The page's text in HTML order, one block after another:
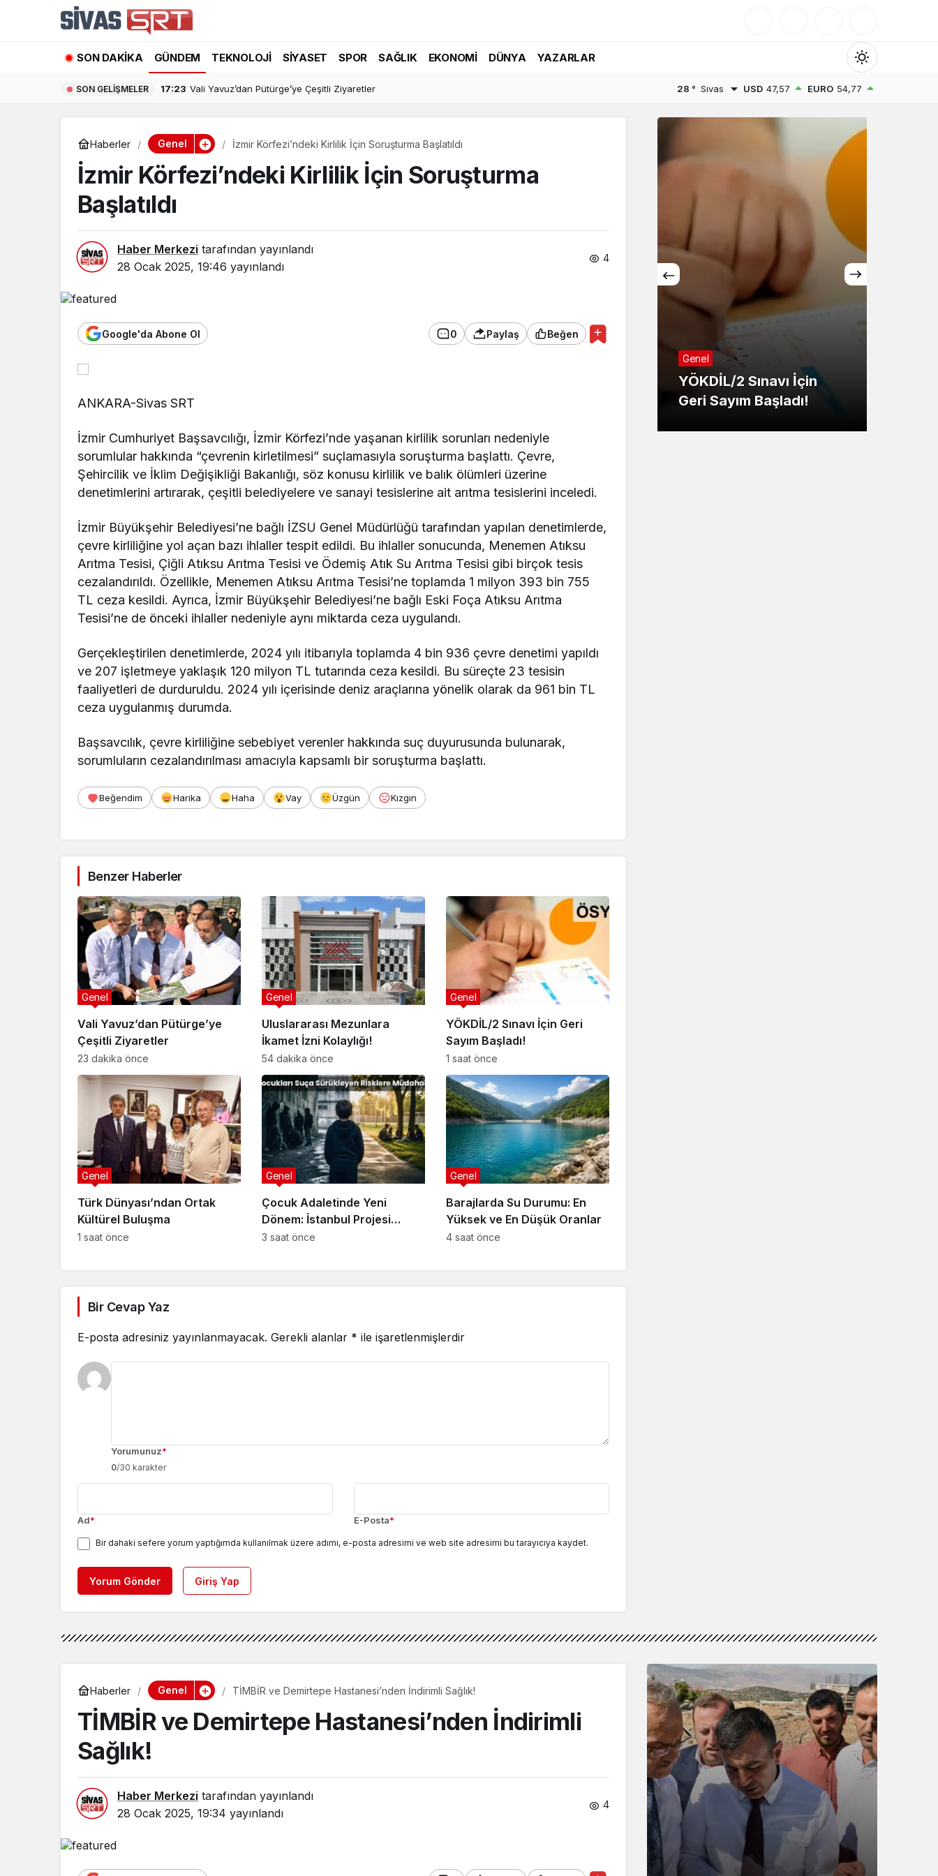
SON DAKIKA GÜNDEM TEKNOLOJI SIYASET SPOR SAĞLIK EKONOMI DÜNYA YAZARLAR
Mod
değiştir
Gündüz modunu seçin.
Sistem Modu
Sistem modunu seçin.
SON GELIŞMELER 16:52 Uluslararası Mezunlara İkamet İzni Kolaylığı! 28 ° Sivas USD 47,57 EURO 54,77
Haberler Genel İzmir Körfezi’ndeki Kirlilik İçin Soruşturma Başlatıldı
İzmir Körfezi’ndeki Kirlilik İçin Soruşturma
Başlatıldı
Haber Merkezi tarafından yayınlandı
28 Ocak 2025, 19:46 yayınlandı
4
Google'da Abone Ol 0 Paylaş Beğen
ANKARA-Sivas SRT
İzmir Cumhuriyet Başsavcılığı, İzmir Körfezi’nde yaşanan kirlilik sorunları nedeniyle
sorumlular hakkında “çevrenin kirletilmesi” suçlamasıyla soruşturma başlattı. Çevre,
Şehircilik ve İklim Değişikliği Bakanlığı, söz konusu kirlilik ve balık ölümleri üzerine
denetimlerini artırarak, çeşitli belediyelere ve sanayi tesislerine ait arıtma tesislerini inceledi.
İzmir Büyükşehir Belediyesi’ne bağlı İZSU Genel Müdürlüğü tarafından yapılan denetimlerde,
çevre kirliliğine yol açan bazı ihlaller tespit edildi. Bu ihlaller sonucunda, Menemen Atıksu
Arıtma Tesisi, Çiğli Atıksu Arıtma Tesisi ve Ödemiş Atık Su Arıtma Tesisi gibi birçok tesis
cezalandırıldı. Özellikle, Menemen Atıksu Arıtma Tesisi’ne toplamda 1 milyon 393 bin 755
TL ceza kesildi. Ayrıca, İzmir Büyükşehir Belediyesi’ne bağlı Eski Foça Atıksu Arıtma
Tesisi’ne de önceki ihlaller nedeniyle aynı miktarda ceza uygulandı.
Gerçekleştirilen denetimlerde, 2024 yılı itibarıyla toplamda 4 bin 936 çevre denetimi yapıldı
ve 207 işletmeye yaklaşık 120 milyon TL tutarında ceza kesildi. Bu süreçte 23 tesisin
faaliyetleri de durduruldu. 2024 yılı içerisinde deniz araçlarına yönelik olarak da 961 bin TL
ceza uygulanmış durumda.
Başsavcılık, çevre kirliliğine sebebiyet verenler hakkında suç duyurusunda bulunarak,
sorumluların cezalandırılması amacıyla kapsamlı bir soruşturma başlattı.
Beğendim Harika Haha Vay Üzgün Kızgın
Benzer Haberler
Vali Yavuz’dan Pütürge’ye
Çeşitli Ziyaretler
Genel
23 dakika önce
Uluslararası Mezunlara
İkamet İzni Kolaylığı!
Genel
54 dakika önce
YÖKDİL/2 Sınavı İçin Geri
Sayım Başladı!
Genel
1 saat önce
Türk Dünyası’ndan Ortak
Kültürel Buluşma
Genel
1 saat önce
Çocuk Adaletinde Yeni
Dönem: İstanbul Projesi
Başladı!
Genel
3 saat önce
Barajlarda Su Durumu: En
Yüksek ve En Düşük Oranlar
Genel
4 saat önce
Bir Cevap Yaz
E-posta adresiniz yayınlanmayacak. Gerekli alanlar * ile işaretlenmişlerdir
Yorumunuz*
0/30 karakter
Ad* E-Posta*
Bir dahaki sefere yorum yaptığımda kullanılmak üzere adımı, e-posta adresimi ve web site adresimi bu tarayıcıya kaydet.
Yorum Gönder Giriş Yap
Genel
YÖKDİL/2 Sınavı İçin
Geri Sayım Başladı!
Haberler Genel TİMBİR ve Demirtepe Hastanesi’nden İndirimli Sağlık!
TİMBİR ve Demirtepe Hastanesi’nden İndirimli
Sağlık!
Haber Merkezi tarafından yayınlandı
28 Ocak 2025, 19:34 yayınlandı
4